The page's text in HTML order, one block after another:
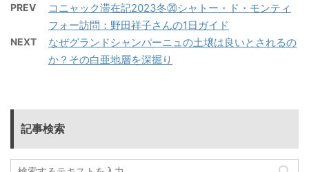
PREV
コニャック滞在記2023冬⑳シャトー・ド・モンティ
フォー訪問：野田祥子さんの1日ガイド
NEXT
なぜグランドシャンパーニュの土壌は良いとされるの
か？その白亜地層を深掘り
記事検索